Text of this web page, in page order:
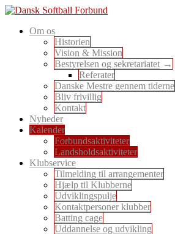
Skip
content
Dansk Softball Forbund
En sport for alle
Om os
Historien
Vision & Mission
Bestyrelsen og sekretariatet
Referater
Danske Mestre gennem tiderne
Bliv frivillig
Kontakt
Nyheder
Kalender
Forbundsaktiviteter
Landsholdsaktiviteter
Klubservice
Tilmelding til arrangementer
Hjælp til Klubberne
Udviklingspulje
Kontaktpersoner klubber
Batting cage
Uddannelse og udvikling